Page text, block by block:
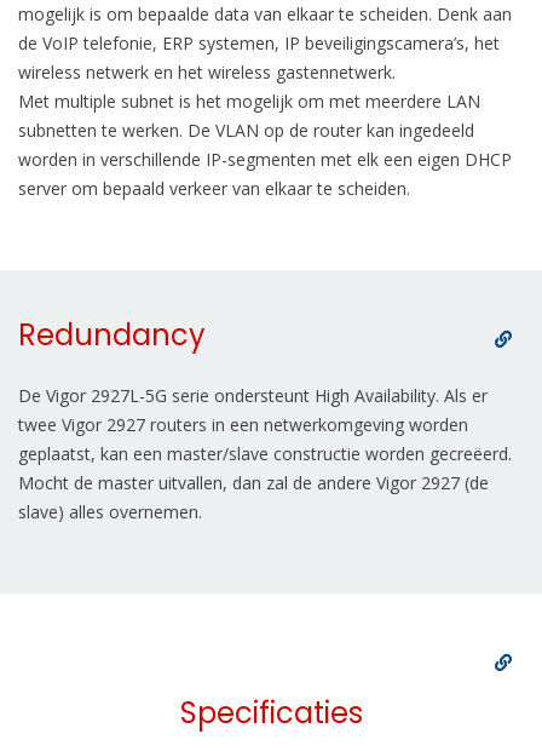
mogelijk is om bepaalde data van elkaar te scheiden. Denk aan
de VoIP telefonie, ERP systemen, IP beveiligingscamera’s, het
wireless netwerk en het wireless gastennetwerk.
Met multiple subnet is het mogelijk om met meerdere LAN
subnetten te werken. De VLAN op de router kan ingedeeld
worden in verschillende IP-segmenten met elk een eigen DHCP
server om bepaald verkeer van elkaar te scheiden.
Redundancy
De Vigor 2927L-5G serie ondersteunt High Availability. Als er
twee Vigor 2927 routers in een netwerkomgeving worden
geplaatst, kan een master/slave constructie worden gecreëerd.
Mocht de master uitvallen, dan zal de andere Vigor 2927 (de
slave) alles overnemen.
Specificaties